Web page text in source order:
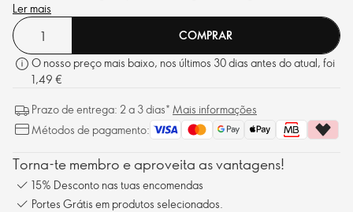
Ler mais
COMPRAR
O nosso preço mais baixo, nos últimos 30 dias antes do atual, foi
1,49 €
Prazo de entrega: 2 a 3 dias* Mais informações
Métodos de pagamento:
Torna-te membro e aproveita as vantagens!
15% Desconto nas tuas encomendas
Portes Grátis em produtos selecionados.